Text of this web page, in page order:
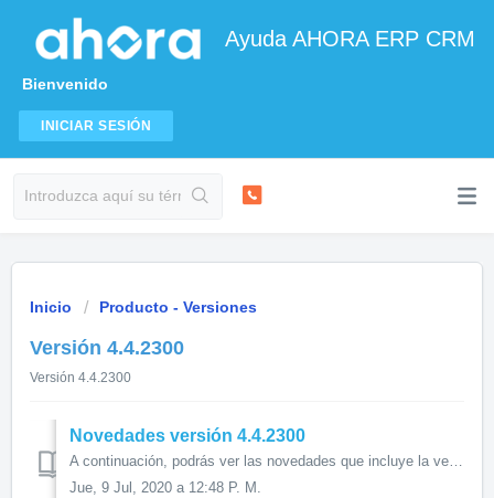
Ayuda AHORA ERP CRM
Bienvenido
INICIAR SESIÓN
Inicio Producto - Versiones
Versión 4.4.2300
Versión 4.4.2300
Novedades versión 4.4.2300
A continuación, podrás ver las novedades que incluye la versión 4.4.2300. Área Financiera Mejoras en la gestión del IVA de los documentos Nueva fe...
Jue, 9 Jul, 2020 a 12:48 P. M.